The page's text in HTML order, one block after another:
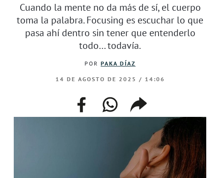
Cuando la mente no da más de sí, el cuerpo
toma la palabra. Focusing es escuchar lo que
pasa ahí dentro sin tener que entenderlo
todo… todavía.
POR PAKA DÍAZ
14 DE AGOSTO DE 2025 / 14:06
facebookwhatsappcompartir
enlace